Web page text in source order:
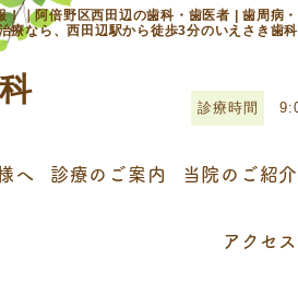
｜阿倍野区西田辺の歯科・歯医者 | 歯周病・
療なら、西田辺駅から徒歩3分のいえさき歯科
診療時間
へ 診療のご案内 当院のご紹介
アクセス